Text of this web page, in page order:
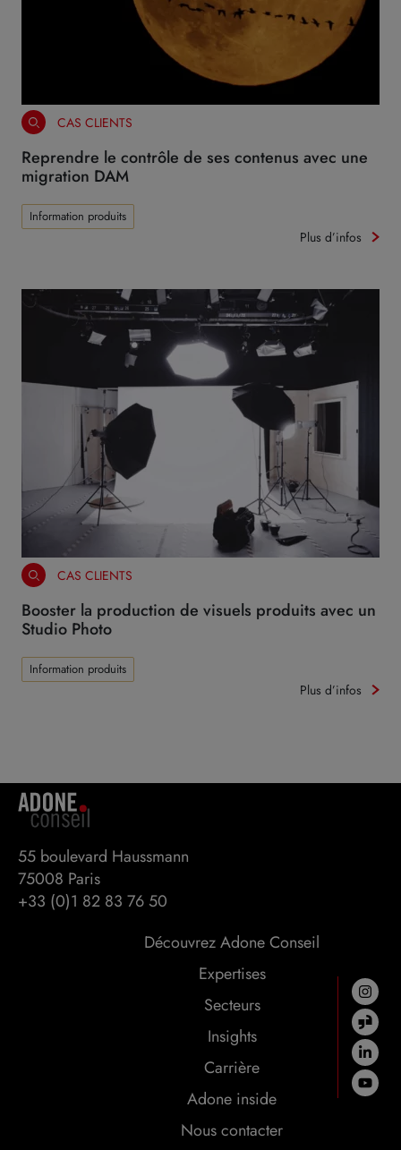
CAS CLIENTS
Reprendre le contrôle de ses contenus avec une
migration DAM
Information produits
Plus d’infos
CAS CLIENTS
Booster la production de visuels produits avec un
Studio Photo
Information produits
Plus d’infos
55 boulevard Haussmann
75008 Paris
+33 (0)1 82 83 76 50
Découvrez Adone Conseil
Expertises
Secteurs
Insights
Carrière
Adone inside
Nous contacter